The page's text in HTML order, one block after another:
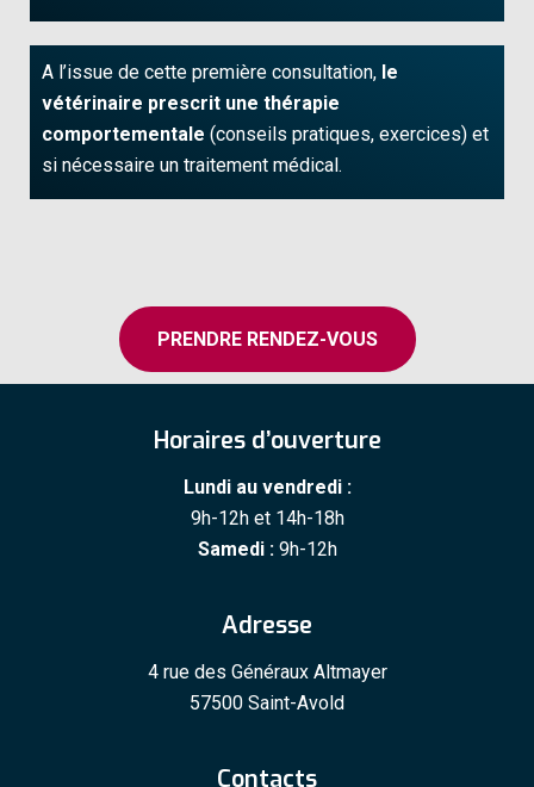
A l’issue de cette première consultation, le
vétérinaire prescrit une thérapie
comportementale (conseils pratiques, exercices) et
si nécessaire un traitement médical.
PRENDRE RENDEZ-VOUS
Horaires d’ouverture
Lundi au vendredi :
9h-12h et 14h-18h
Samedi :9h-12h
Adresse
4 rue des Généraux Altmayer
57500 Saint-Avold
Contacts